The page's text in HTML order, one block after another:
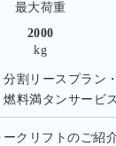
最大荷重
2000
kg
分割リースプラン
燃料満タンサービス
クリフトのご紹